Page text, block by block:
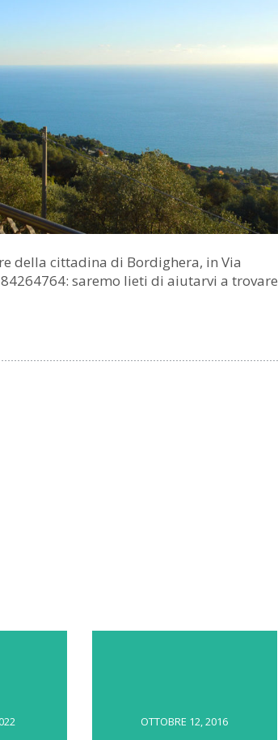
della cittadina di Bordighera, in Via
saremo lieti di aiutarvi a trovare
OTTOBRE 12, 2016